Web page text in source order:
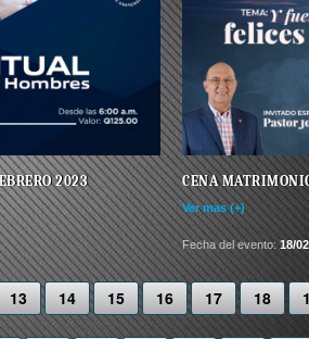
2023 CENA
Ver mas (+)
Fecha del evento:18/
13 14 15 16 17 18